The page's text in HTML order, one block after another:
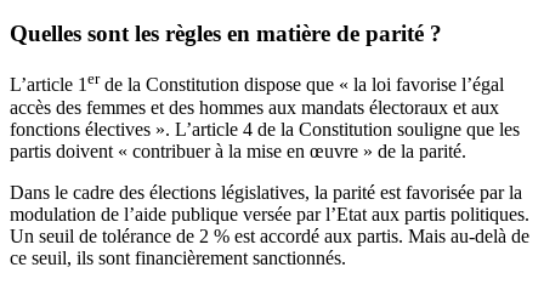
Quelles sont les règles en matière de parité ?
L’article 1erde la Constitution dispose que « la loi favorise l’égal
accès des femmes et des hommes aux mandats électoraux et aux
fonctions électives ». L’article 4 de la Constitution souligne que les
partis doivent « contribuer à la mise en œuvre » de la parité.
Dans le cadre des élections législatives, la parité est favorisée par la
modulation de l’aide publique versée par l’Etat aux partis politiques.
Un seuil de tolérance de 2 % est accordé aux partis. Mais au-delà de
ce seuil, ils sont financièrement sanctionnés.